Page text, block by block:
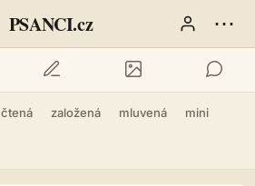
PSANCI.cz ⋯
čtená založená mluvená mini